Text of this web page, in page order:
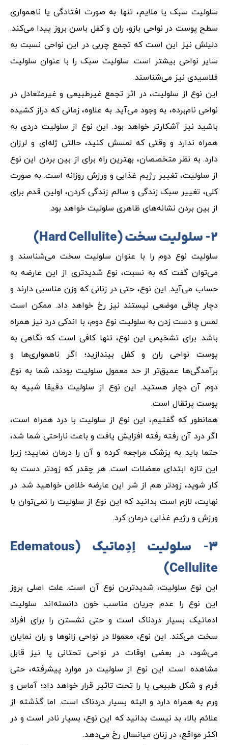
سلولیت سبک یا ملایم، تنها به صورت افتادگی یا ناهمواری
سطح پوست در نواحی بازو، ران و کفل باسن بروز پیدا می‌کند.
دلیلش نیز این است که تجمع چربی در این نواحی نسبت به
سایر نواحی بیشتر است. سلولیت سبک را با عنوان سلولیت
فلاسیدی نیز می‌شناسند.
این نوع از سلولیت، در اثر تجمع غیرطبیعی و غیرمتعادل در
نواحی نام‌برده، به وجود می‌آید. به علاوه، زمانی که دراز کشیده
باشید نیز آشکارتر خواهد بود. این نوع از سلولیت دردی به
همراه ندارد و وقتی که لمسش کنید، حالتی ژله‌ای و لرزان
دارد. به نظر متخصصان، بهترین راه برای از بین بردن این نوع
از سلولیت، تغییر رژیم غذایی و ورزش روزانه است. به صورت
کلی، تغییر سبک زندگی و سالم زندگی کردن، اولین قدم برای
از بین بردن نشانه‌های ظاهری سلولیت خواهد بود.
۲- سلولیت سخت (Hard Cellulite)
سلولیت نوع دوم را با عنوان سلولیت سخت می‌شناسند و
می‌توان گفت که به نسبت، نوع شدیدتری از این عارضه به
حساب می‌آید. این نوع، حتی در زنانی که وزن مناسبی دارند و
دچار چاقی موضعی نیستند نیز رخ خواهد داد. ممکن است
لمس و دست زدن به سلولیت نوع دوم، با اندکی درد نیز همراه
باشد. برای تشخیص این نوع، تنها کافی است که نگاهی به
پوست نواحی ران و کفل بیندازید؛ اگر ناهمواری‌ها و
برآمدگی‌ها عمیق‌تر از حد معمول سلولیت بودند، شما به نوع
دوم آن دچار هستید. این نوع از سلولیت دقیقا شبیه به
پوست پرتقال است.
همانطور که گفتیم، این نوع از سلولیت با درد همراه است،
اگر درد آن رفته رفته افزایش یافت و باعث ناراحتی شما شد،
حتما باید به پزشک مراجعه کرده و آن را درمان نمایید؛ زیرا
این تازه ابتدای معضلات است. هر چقدر که زودتر دست به
کار شوید، زودتر هم از شر این عارضه خلاص خواهید شد. در
نهایت، لازم است بدانید که این نوع از سلولیت را نمی‌توان با
ورزش و رژیم غذایی درمان کرد.
۳- سلولیت اِدِماتیک (
Edematous
Cellulite
)
این نوع سلولیت، شدیدترین نوع آن است. علت اصلی بروز
این نوع را عدم جریان مناسب خون دانسته‌اند. سلولیت
ادماتیک بسیار دردناک است و حتی نشستن را برای افراد
سخت می‌کند. این نوع، معمولا در نواحی زانوها و ران نمایان
می‌شود، در بعضی اوقات در نواحی تحتانی پا نیز قابل
مشاهده است. این نوع از سلولیت در موارد پیشرفته، حتی
فرم و شکل طبیعی پا را تحت تاثیر قرار خواهد داد؛ آماس و
ورم به همراه دارد و البته بسیار دردناک است. اما گذشته از
علائم بالا، بد نیست بدانید که این نوع، بسیار نادر است و در
اکثر مواقع، در زنان میانسال رخ می‌دهد.